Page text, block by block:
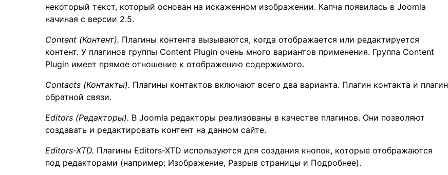
некоторый текст, который основан на искаженном изображении. Капча появилась в Joomla
начиная с версии 2.5.
Content (Контент). Плагины контента вызываются, когда отображается или редактируется
контент. У плагинов группы Content Plugin очень много вариантов применения. Группа Content
Plugin имеет прямое отношение к отображению содержимого.
Contacts (Контакты). Плагины контактов включают всего два варианта. Плагин контакта и плагин
обратной связи.
Editors (Редакторы). В Joomla редакторы реализованы в качестве плагинов. Они позволяют
создавать и редактировать контент на данном сайте.
Editors-XTD. Плагины Editors-XTD используются для создания кнопок, которые отображаются
под редакторами (например: Изображение, Разрыв страницы и Подробнее).